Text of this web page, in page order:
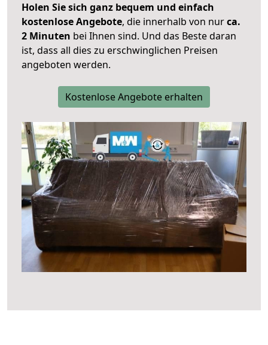
Holen Sie sich ganz bequem und einfach
kostenlose Angebote, die innerhalb von nurca.
2 Minuten bei Ihnen sind. Und das Beste daran
ist, dass all dies zu erschwinglichen Preisen
angeboten werden.
Kostenlose Angebote erhalten